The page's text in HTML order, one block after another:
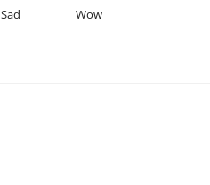
Sad Wow